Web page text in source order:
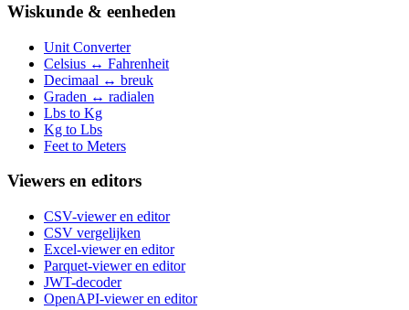
Wiskunde & eenheden
Unit Converter
Celsius ↔ Fahrenheit
Decimaal ↔ breuk
Graden ↔ radialen
Lbs to Kg
Kg to Lbs
Feet to Meters
Viewers en editors
CSV-viewer en editor
CSV vergelijken
Excel-viewer en editor
Parquet-viewer en editor
JWT-decoder
OpenAPI-viewer en editor